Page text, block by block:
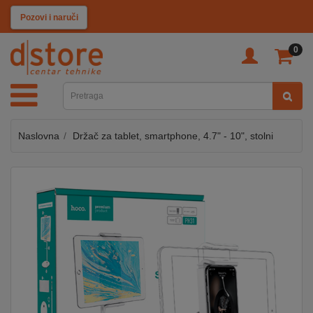
Pozovi i naruči
0
KATEGORIJE
TV
SAT
MOBILNI
KABLOVI
KUĆANSKI
APARATI
Naslovna Držač za tablet, smartphone, 4.7" - 10", stolni